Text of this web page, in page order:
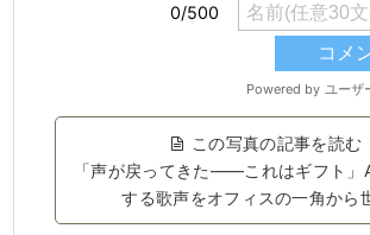
この写真の記事を読む
「声が戻ってきた――これはギフト」
する歌声をオフィスの一角から